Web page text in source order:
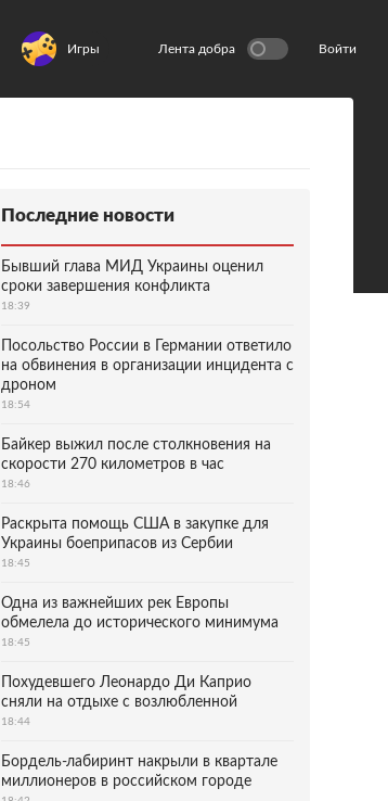
Игры Лента добра Войти
Последние новости
Бывший глава МИД Украины оценил
сроки завершения конфликта
18:39
Посольство России в Германии ответило
на обвинения в организации инцидента с
дроном
18:54
Байкер выжил после столкновения на
скорости 270 километров в час
18:46
Раскрыта помощь США в закупке для
Украины боеприпасов из Сербии
18:45
Одна из важнейших рек Европы
обмелела до исторического минимума
18:45
Похудевшего Леонардо Ди Каприо
сняли на отдыхе с возлюбленной
18:44
Бордель-лабиринт накрыли в квартале
миллионеров в российском городе